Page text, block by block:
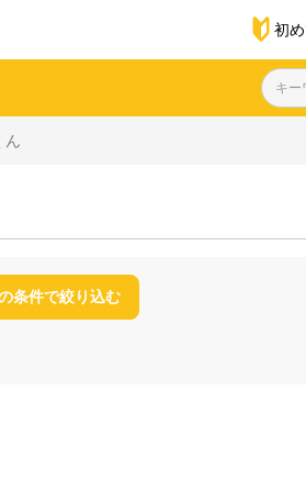
初
ん
条件で絞り込む